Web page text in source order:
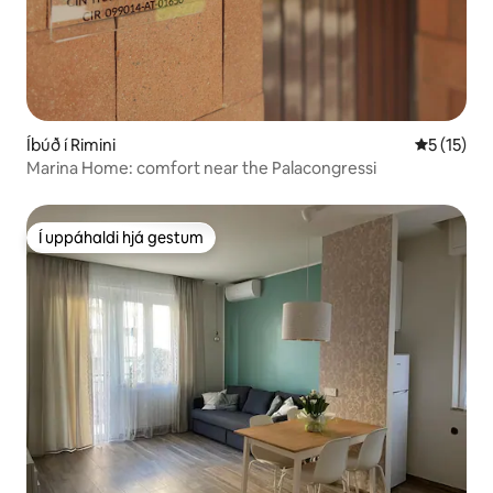
Íbúð í Rimini 5 af 5 í
5 (15)
Marina Home: comfort near the Palacongressi
Í uppáhaldi hjá gestum
Í uppáhaldi hjá gestum